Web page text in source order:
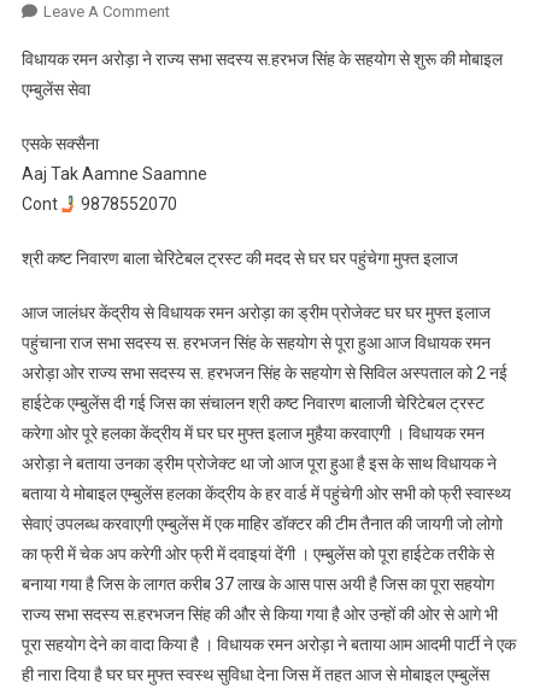
Leave A CommentOn
रमन
सभा
सदस्य
सिंह
सहयोग
से
शुरू
की
मोबाइल
एम्बुलेंस
विधायक रमन अरोड़ा ने राज्य सभा सदस्य स.हरभज सिंह के सहयोग से शुरू की मोबाइल
एम्बुलेंस सेवा
एसके सक्सैना
Aaj Tak Aamne Saamne
Cont
9878552070
श्री कष्ट निवारण बाला चेरिटेबल ट्रस्ट की मदद से घर घर पहुंचेगा मुफ्त इलाज
आज जालंधर केंद्रीय से विधायक रमन अरोड़ा का ड्रीम प्रोजेक्ट घर घर मुफ्त इलाज
पहुंचाना राज सभा सदस्य स. हरभजन सिंह के सहयोग से पूरा हुआ आज विधायक रमन
अरोड़ा ओर राज्य सभा सदस्य स. हरभजन सिंह के सहयोग से सिविल अस्पताल को 2 नई
हाईटेक एम्बुलेंस दी गई जिस का संचालन श्री कष्ट निवारण बालाजी चेरिटेबल ट्रस्ट
करेगा ओर पूरे हलका केंद्रीय में घर घर मुफ्त इलाज मुहैया करवाएगी । विधायक रमन
अरोड़ा ने बताया उनका ड्रीम प्रोजेक्ट था जो आज पूरा हुआ है इस के साथ विधायक ने
बताया ये मोबाइल एम्बुलेंस हलका केंद्रीय के हर वार्ड में पहुंचेगी ओर सभी को फ्री स्वास्थ्य
सेवाएं उपलब्ध करवाएगी एम्बुलेंस में एक माहिर डॉक्टर की टीम तैनात की जायगी जो लोगो
का फ्री में चेक अप करेगी ओर फ्री में दवाइयां देंगी । एम्बुलेंस को पूरा हाईटेक तरीके से
बनाया गया है जिस के लागत करीब 37 लाख के आस पास अयी है जिस का पूरा सहयोग
राज्य सभा सदस्य स.हरभजन सिंह की और से किया गया है ओर उन्हों की ओर से आगे भी
पूरा सहयोग देने का वादा किया है । विधायक रमन अरोड़ा ने बताया आम आदमी पार्टी ने एक
ही नारा दिया है घर घर मुफ्त स्वस्थ सुविधा देना जिस में तहत आज से मोबाइल एम्बुलेंस